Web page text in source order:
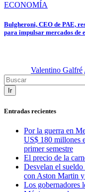
ECONOMÍA
Bulgheroni, CEO de PAE,
para impulsar mercados de
Valentino Galfré
Ir
Entradas recientes
Por la guerra en
US$ 180 millones
primer semestre
El precio de la
Desvelan el
con Aston Martin
Los gobernadores